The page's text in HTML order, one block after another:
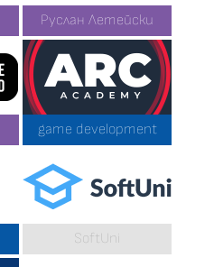
Руслан Летейски
game development
SoftUni